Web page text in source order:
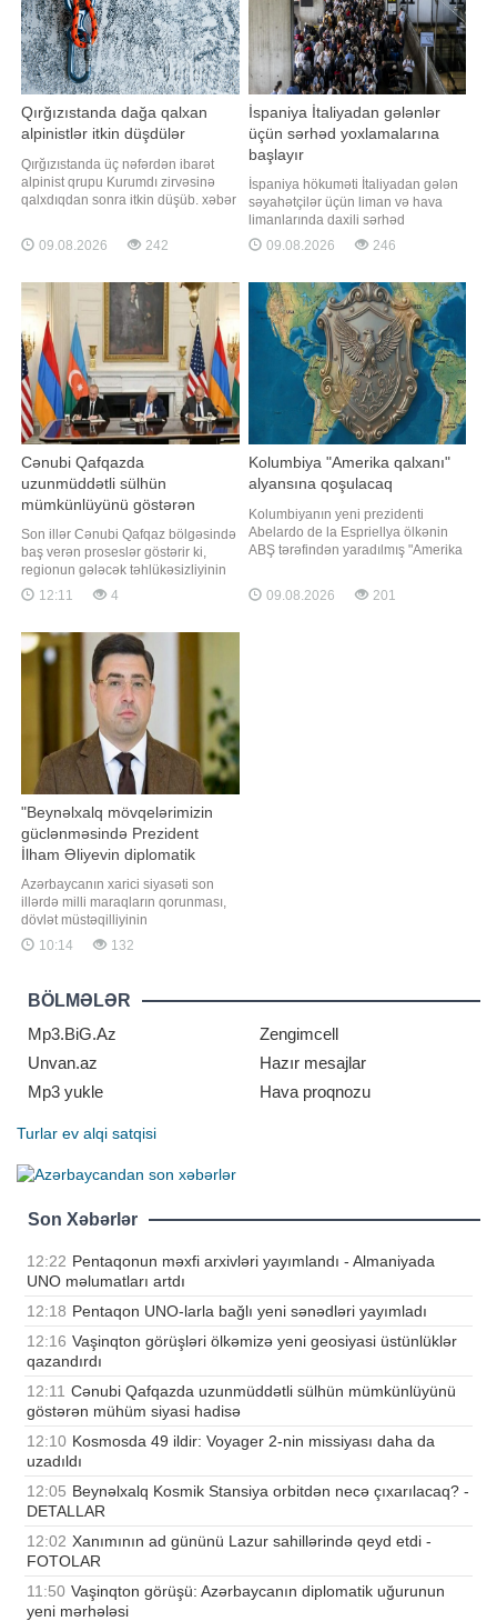
Qırğızıstanda dağa qalxan
alpinistlər itkin düşdülər
Qırğızıstanda üç nəfərdən ibarət
alpinist qrupu Kurumdı zirvəsinə
qalxdıqdan sonra itkin düşüb. xəbər
Xarici İşlər Nazirliyinə istinadən
məlumat yayıb. Məlumata görə,
vətəndaşıdır. Hazırda xilasedicilər
itkin alpinistlərin axtarışına
başlayıbla
09.08.2026 242
İspaniya İtaliyadan gələnlər
üçün sərhəd yoxlamalarına
başlayır
İspaniya hökuməti İtaliyadan gələn
səyahətçilər üçün liman və hava
limanlarında daxili sərhəd
nəzarətini müvəqqəti olaraq tətbiq
etmək qərarına gəlib. bu barədə "El
Nəşrin məlumatına görə, nəzarət
tədbirləri avqustun 8-dən qüvvəyə
minəcək və səyahətçiləri
09.08.2026 246
Cənubi Qafqazda
uzunmüddətli sülhün
mümkünlüyünü göstərən
mühüm siyasi hadisə
Son illər Cənubi Qafqaz bölgəsində
baş verən proseslər göstərir ki,
regionun gələcək təhlükəsizliyinin
artıq hərbi qarşıdurma deyil, siyasi
razılaşmalar, iqtisadi əməkdaşlıq və
əməkdaşlıq əlaqələri
müəyyənləşdirir. Bununla əlaqədər
bir il əvvəl, avqustun 8-də
Vaşinqtond
12:11 4
Kolumbiya "Amerika qalxanı"
alyansına qoşulacaq
Kolumbiyanın yeni prezidenti
Abelardo de la Espriellya ölkənin
ABŞ tərəfindən yaradılmış "Amerika
bildirib. "Report" xəbər verir ki, o,
bunu avqustun 7-də keçirilən
09.08.2026 201
"Beynəlxalq mövqelərimizin
güclənməsində Prezident
İlham Əliyevin diplomatik
fəaliyyəti mühüm rol oynayır" -
David Seliverstov
Azərbaycanın xarici siyasəti son
illərdə milli maraqların qorunması,
dövlət müstəqilliyinin
möhkəmləndirilməsi və beynəlxalq
mövqelərin gücləndirilməsi
siyasətdə Prezident İlham Əliyevin
diplomatik fəaliyyəti və siyasi
iradəsi mühüm rol oynayır.
Azərbaycanın xaric
10:14 132
BÖLMƏLƏR
Mp3.BiG.Az
Zengimcell
Unvan.az
Hazır mesajlar
Mp3 yukle
Hava proqnozu
Turlar ev alqi satqisi
Son Xəbərlər
12:22 Pentaqonun məxfi arxivləri yayımlandı - Almaniyada
UNO məlumatları artdı
12:18 Pentaqon UNO-larla bağlı yeni sənədləri yayımladı
12:16 Vaşinqton görüşləri ölkəmizə yeni geosiyasi üstünlüklər
qazandırdı
12:11 Cənubi Qafqazda uzunmüddətli sülhün mümkünlüyünü
göstərən mühüm siyasi hadisə
12:10 Kosmosda 49 ildir: Voyager 2-nin missiyası daha da
uzadıldı
12:05 Beynəlxalq Kosmik Stansiya orbitdən necə çıxarılacaq? -
DETALLAR
12:02 Xanımının ad gününü Lazur sahillərində qeyd etdi -
FOTOLAR
11:50 Vaşinqton görüşü: Azərbaycanın diplomatik uğurunun
yeni mərhələsi